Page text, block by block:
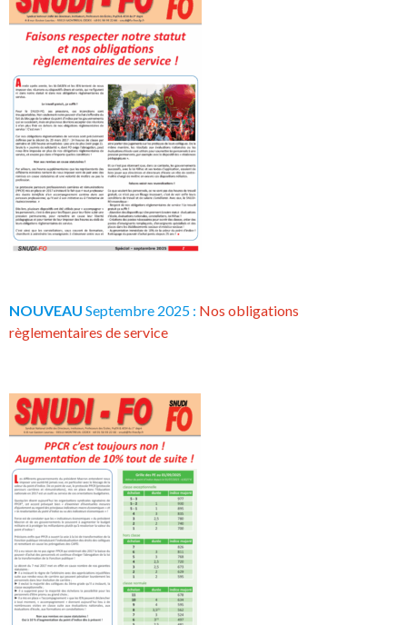
NOUVEAU Septembre 2025 : Nos obligations
règlementaires de service